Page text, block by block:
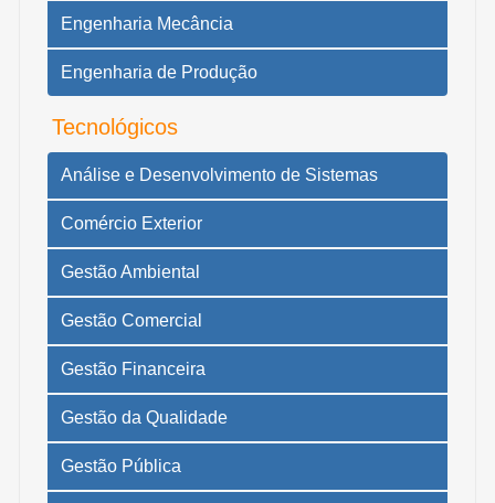
Engenharia Mecância
Engenharia de Produção
Tecnológicos
Análise e Desenvolvimento de Sistemas
Comércio Exterior
Gestão Ambiental
Gestão Comercial
Gestão Financeira
Gestão da Qualidade
Gestão Pública